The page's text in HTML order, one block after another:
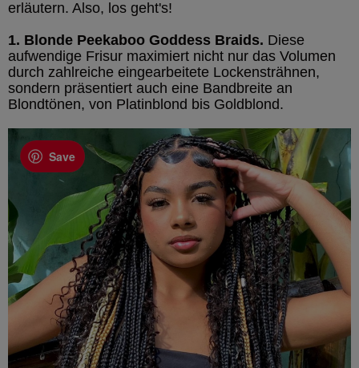
erläutern. Also, los geht's!
1. Blonde Peekaboo Goddess Braids. Diese
aufwendige Frisur maximiert nicht nur das Volumen
durch zahlreiche eingearbeitete Lockensträhnen,
sondern präsentiert auch eine Bandbreite an
Blondtönen, von Platinblond bis Goldblond.
Save